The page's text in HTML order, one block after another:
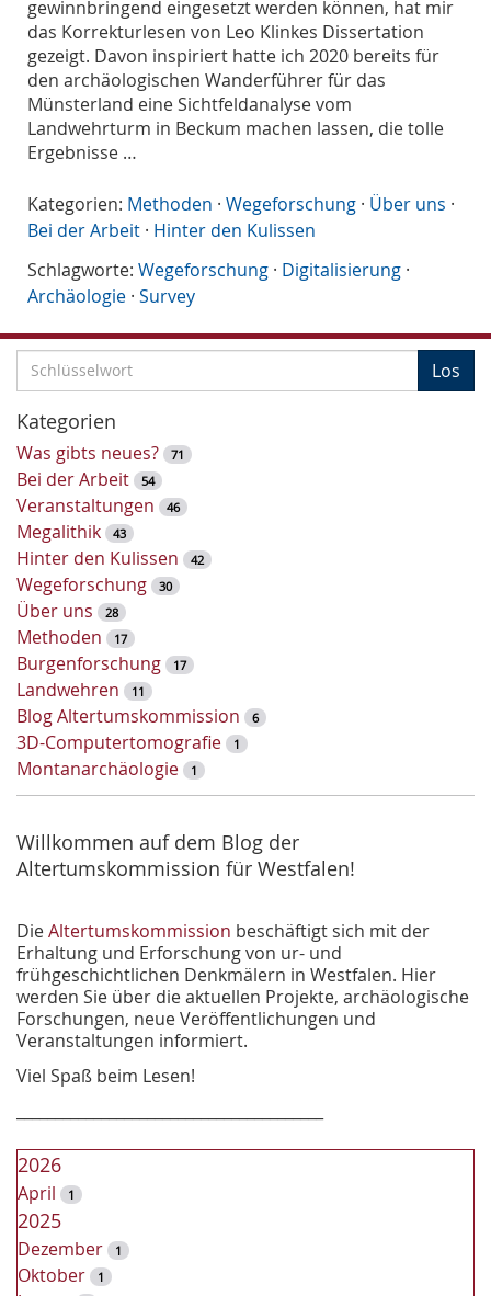
gewinnbringend eingesetzt werden können, hat mir
das Korrekturlesen von Leo Klinkes Dissertation
gezeigt. Davon inspiriert hatte ich 2020 bereits für
den archäologischen Wanderführer für das
Münsterland eine Sichtfeldanalyse vom
Landwehrturm in Beckum machen lassen, die tolle
Ergebnisse …
Kategorien: Methoden · Wegeforschung · Über uns ·
Bei der Arbeit · Hinter den Kulissen
Schlagworte: Wegeforschung · Digitalisierung ·
Archäologie · Survey
c
h
l
ü
s
s
e
l
w
o
r
t
-
S
u
c
e
Los
Kategorien
Was gibts neues? 71
Bei der Arbeit 54
Veranstaltungen 46
Megalithik 43
Hinter den Kulissen 42
Wegeforschung 30
Über uns 28
Methoden 17
Burgenforschung 17
Landwehren 11
Blog Altertumskommission 6
3D-Computertomografie 1
Montanarchäologie 1
Willkommen auf dem Blog der
Altertumskommission für Westfalen!
DieAltertumskommission beschäftigt sich mit der
Erhaltung und Erforschung von ur- und
frühgeschichtlichen Denkmälern in Westfalen. Hier
werden Sie über die aktuellen Projekte, archäologische
Forschungen, neue Veröffentlichungen und
Veranstaltungen informiert.
Viel Spaß beim Lesen!
2026
April 1
2025
Dezember 1
Oktober 1